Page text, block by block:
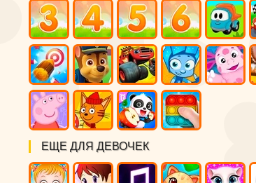
ЕЩЕ ДЛЯ ДЕВОЧЕК